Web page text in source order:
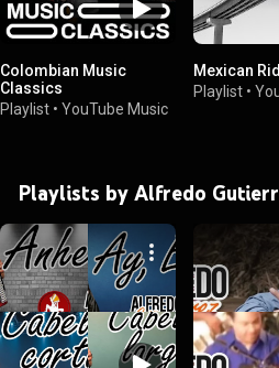
Colombian Music
Classics
Playlist • YouTube Music
Mexican
Playlist •
Playlists by Alfredo